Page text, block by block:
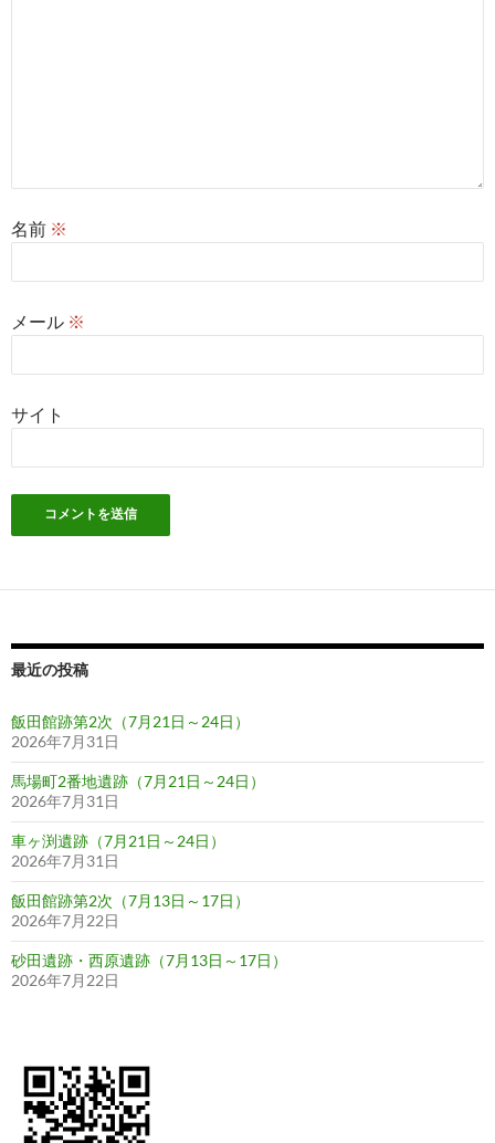
名前 ※
メール ※
サイト
最近の投稿
飯田館跡第2次（7月21日～24日）
2026年7月31日
馬場町2番地遺跡（7月21日～24日）
2026年7月31日
車ヶ渕遺跡（7月21日～24日）
2026年7月31日
飯田館跡第2次（7月13日～17日）
2026年7月22日
砂田遺跡・西原遺跡（7月13日～17日）
2026年7月22日